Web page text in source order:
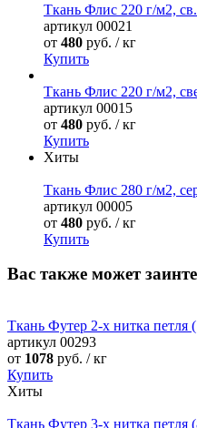
Ткань Флис 220 г/м2,
артикул 00021
от 480 руб. / кг
Купить
Ткань Флис 220 г/м2,
артикул 00015
от 480 руб. / кг
Купить
Хиты
Ткань Флис 280 г/м2,
артикул 00005
от 480 руб. / кг
Купить
Вас также может
Ткань Футер 2-х нитка петля
артикул 00293
от 1078 руб. / кг
Купить
Хиты
Ткань Футер 3-х нитка петля